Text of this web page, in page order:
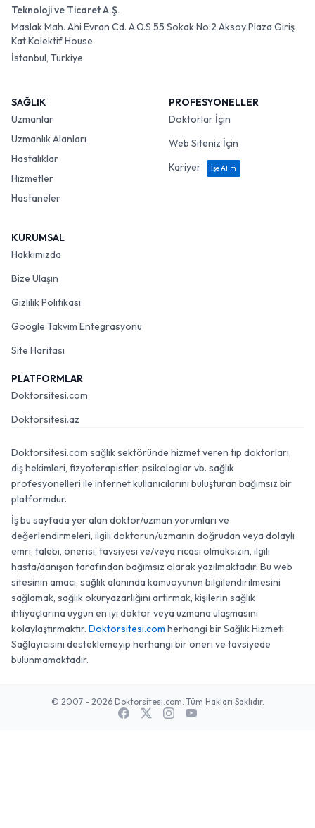
Teknoloji ve Ticaret A.Ş.
Maslak Mah. Ahi Evran Cd. A.O.S 55 Sokak No:2 Aksoy Plaza Giriş
Kat Kolektif House
İstanbul, Türkiye
SAĞLIK
Uzmanlar
Uzmanlık Alanları
Hastalıklar
Hizmetler
Hastaneler
PROFESYONELLER
Doktorlar İçin
Web Siteniz İçin
Kariyer
İşe Alım
KURUMSAL
Hakkımızda
Bize Ulaşın
Gizlilik Politikası
Google Takvim Entegrasyonu
Site Haritası
PLATFORMLAR
Doktorsitesi.com
Doktorsitesi.az
Doktorsitesi.com sağlık sektöründe hizmet veren tıp doktorları,
diş hekimleri, fizyoterapistler, psikologlar vb. sağlık
profesyonelleri ile internet kullanıcılarını buluşturan bağımsız bir
platformdur.
İş bu sayfada yer alan doktor/uzman yorumları ve
değerlendirmeleri, ilgili doktorun/uzmanın doğrudan veya dolaylı
emri, talebi, önerisi, tavsiyesi ve/veya ricası olmaksızın, ilgili
hasta/danışan tarafından bağımsız olarak yazılmaktadır. Bu web
sitesinin amacı, sağlık alanında kamuoyunun bilgilendirilmesini
sağlamak, sağlık okuryazarlığını artırmak, kişilerin sağlık
ihtiyaçlarına uygun en iyi doktor veya uzmana ulaşmasını
kolaylaştırmaktır. Doktorsitesi.com herhangi bir Sağlık Hizmeti
Sağlayıcısını desteklemeyip herhangi bir öneri ve tavsiyede
bulunmamaktadır.
© 2007 - 2026 Doktorsitesi.com. Tüm Hakları Saklıdır.